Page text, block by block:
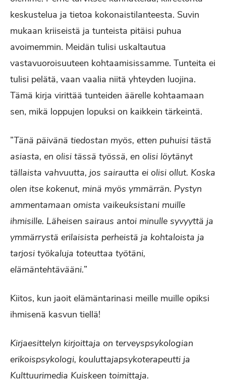
keskustelua ja tietoa kokonaistilanteesta. Suvin
mukaan kriiseistä ja tunteista pitäisi puhua
avoimemmin. Meidän tulisi uskaltautua
vastavuoroisuuteen kohtaamisissamme. Tunteita ei
tulisi pelätä, vaan vaalia niitä yhteyden luojina.
Tämä kirja virittää tunteiden äärelle kohtaamaan
sen, mikä loppujen lopuksi on kaikkein tärkeintä.
”Tänä päivänä tiedostan myös, etten puhuisi tästä
asiasta, en olisi tässä työssä, en olisi löytänyt
tällaista vahvuutta, jos sairautta ei olisi ollut. Koska
olen itse kokenut, minä myös ymmärrän. Pystyn
ammentamaan omista vaikeuksistani muille
ihmisille. Läheisen sairaus antoi minulle syvyyttä ja
ymmärrystä erilaisista perheistä ja kohtaloista ja
tarjosi työkaluja toteuttaa työtäni,
elämäntehtävääni.”
Kiitos, kun jaoit elämäntarinasi meille muille opiksi
ihmisenä kasvun tiellä!
Kirjaesittelyn kirjoittaja on terveyspsykologian
erikoispsykologi, kouluttajapsykoterapeutti ja
Kulttuurimedia Kuiskeen toimittaja.